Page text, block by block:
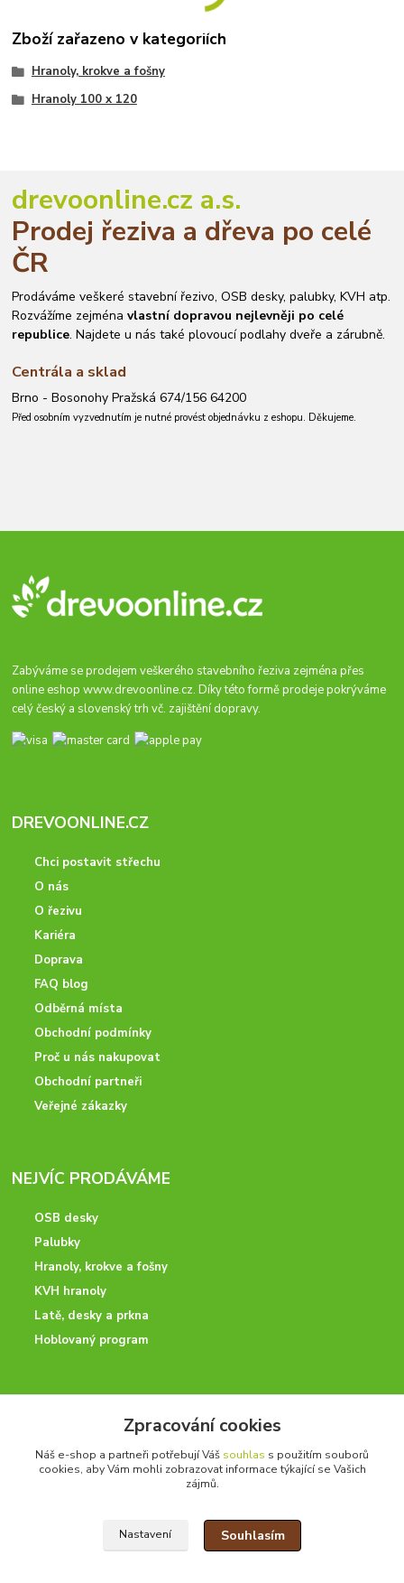
Zboží zařazeno v kategoriích
Hranoly, krokve a fošny
Hranoly 100 x 120
drevoonline.cz a.s.
Prodej řeziva a dřeva po celé
ČR
Prodáváme veškeré stavební řezivo, OSB desky, palubky, KVH atp.
Rozvážíme zejménavlastní dopravou nejlevněji po celé
republice. Najdete u nás také plovoucí podlahy dveře a zárubně.
Centrála a sklad
Brno - Bosonohy Pražská 674/156 64200
Před osobním vyzvednutím je nutné provést objednávku z eshopu. Děkujeme.
Zabýváme se prodejem veškerého stavebního řeziva zejména přes
online eshopwww.drevoonline.cz. Díky této formě prodeje pokrýváme
celý český a slovenský trh vč. zajištění dopravy.
DREVOONLINE.CZ
Chci postavit střechu
O nás
O řezivu
Kariéra
Doprava
FAQ blog
Odběrná místa
Obchodní podmínky
Proč u nás nakupovat
Obchodní partneři
Veřejné zákazky
NEJVÍC PRODÁVÁME
OSB desky
Palubky
Hranoly, krokve a fošny
KVH hranoly
Latě, desky a prkna
Hoblovaný program
ODBORNÉ PORADENSTVÍ
Potřebujete poradit? Neváhejte nás kontaktovat.
+420 728 600 625
Zpracování cookies
Náš e-shop a partneři potřebují Váš souhlas s použitím souborů
cookies, aby Vám mohli zobrazovat informace týkající se Vašich
zájmů.
Nastavení Souhlasím